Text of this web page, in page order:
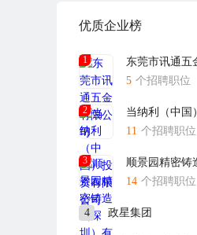
台恒锦机器和每一罐恒
恒锦公司以坚定的信念
优质企业榜
1
东莞市讯通五
5 个招聘职位
2
当纳利（中国
11 个招聘职位
3
顺景园精密铸
14 个招聘职位
4 政星集团